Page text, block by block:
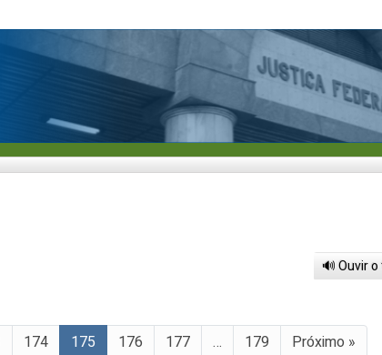
🔊 Ouvir
174 175 176 177 … 179 Próximo »